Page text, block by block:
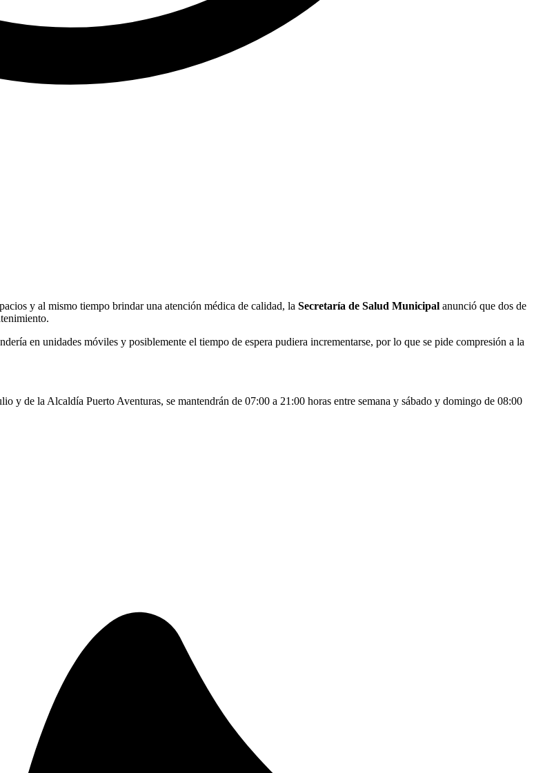
y al mismo tiempo brindar una atención médica de calidad, la Secretaría de Salud Municipal anunció que dos de
en unidades móviles y posiblemente el tiempo de espera pudiera incrementarse, por lo que se pide compresión a la
de la Alcaldía Puerto Aventuras, se mantendrán de 07:00 a 21:00 horas entre semana y sábado y domingo de 08:00